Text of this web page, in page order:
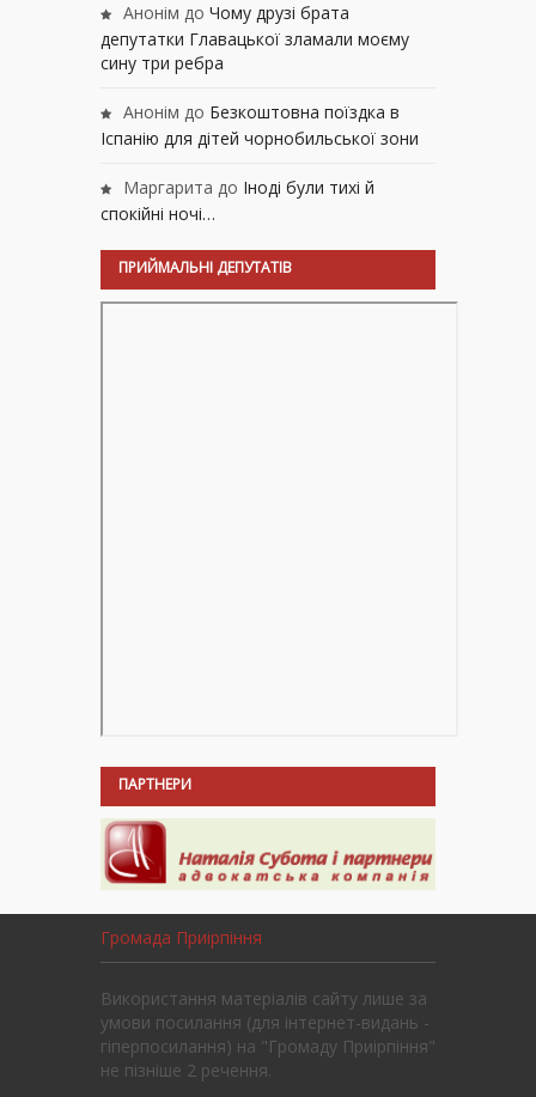
Анонім до Чому друзі брата
депутатки Главацької зламали моєму
сину три ребра
Анонім до Безкоштовна поїздка в
Іспанію для дітей чорнобильської зони
Маргарита до Іноді були тихі й
спокійні ночі…
ПРИЙМАЛЬНІ ДЕПУТАТІВ
ПАРТНЕРИ
Громада Приірпіння
Використання матеріалів сайту лише за
умови посилання (для інтернет-видань -
гіперпосилання) на "Громаду Приірпіння"
не пізніше 2 речення.